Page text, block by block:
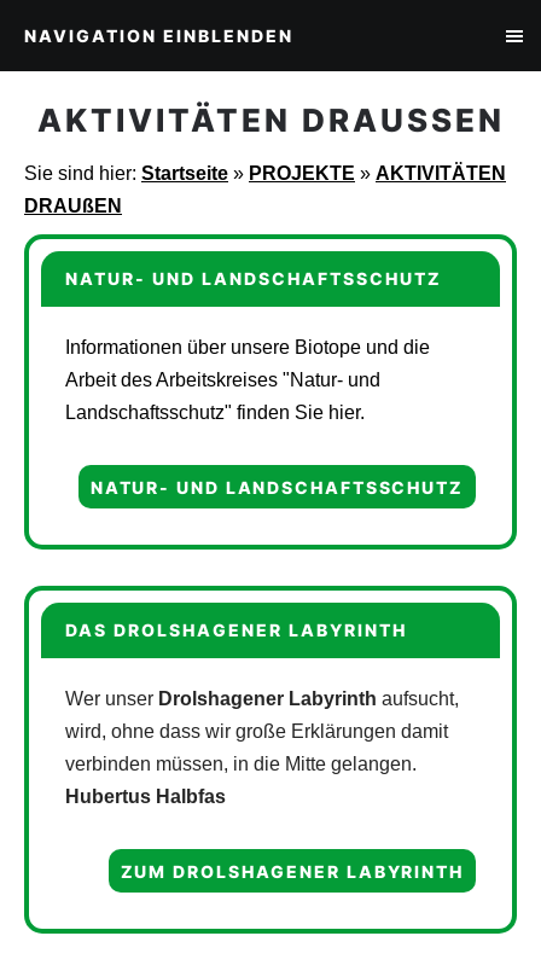
NAVIGATION EINBLENDEN
AKTIVITÄTEN DRAUSSEN
Sie sind hier: Startseite » PROJEKTE » AKTIVITÄTEN
DRAUßEN
NATUR- UND LANDSCHAFTSSCHUTZ
Informationen über unsere Biotope und die
Arbeit des Arbeitskreises "Natur- und
Landschaftsschutz" finden Sie hier.
NATUR- UND LANDSCHAFTSSCHUTZ
DAS DROLSHAGENER LABYRINTH
Wer unser Drolshagener Labyrinth aufsucht,
wird, ohne dass wir große Erklärungen damit
verbinden müssen, in die Mitte gelangen.
Hubertus Halbfas
ZUM DROLSHAGENER LABYRINTH